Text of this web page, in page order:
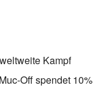
Kampf
Off spendet 10%